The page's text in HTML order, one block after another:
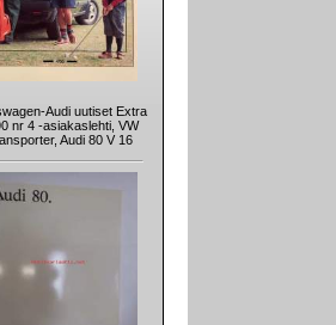
Audi uutiset Extra
nr 4 -asiakaslehti, VW
Audi 80 V 16